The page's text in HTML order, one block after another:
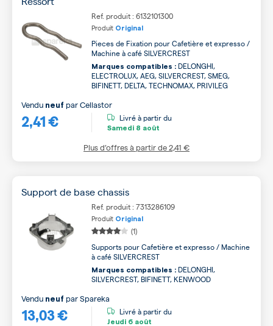
Ref. produit : 6132101300
Produit Original
Pieces de Fixation pour Cafetière et expresso /
Machine à café SILVERCREST
Marques compatibles : DELONGHI,
ELECTROLUX, AEG, SILVERCREST, SMEG,
BIFINETT, DELTA, TECHNOMAX, PRIVILEG
2,41 €
Vendu neuf parCellastor
Livré à partir du
Samedi 8 août
Plus d’offres à partir de2,41 €
Support de base chassis
Ref. produit : 7313286109
Produit Original
(1)
Supports pour Cafetière et expresso / Machine
à café SILVERCREST
Marques compatibles : DELONGHI,
SILVERCREST, BIFINETT, KENWOOD
13,03 €
Vendu neuf parSpareka
Livré à partir du
Jeudi 6 août